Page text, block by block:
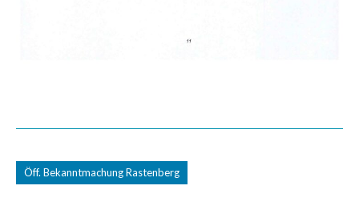
Öff. Bekanntmachung Rastenberg